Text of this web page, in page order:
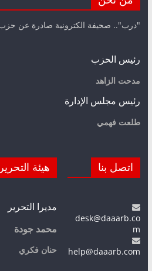
"درب".. صحيفة الكترونية صادرة عن حزب
رئيس الحزب
مدحت الزاهد
رئيس مجلس الإدارة
طلعت فهمي
اتصل بنا
desk@daaarb.co
m
help@daaarb.com
هيئة التحرير
مديرا التحرير
محمد جودة
حنان فكري